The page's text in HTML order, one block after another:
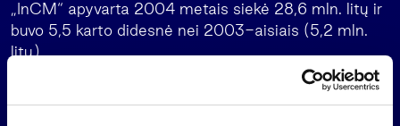
„InCM“ apyvarta 2004 metais siekė 28,6 mln. litų ir
buvo 5,5 karto didesnė nei 2003-aisiais (5,2 mln.
litų).
„Invalda Construction Management“, įkurta 1994
metais, priklauso „Invaldos“ įmonių grupei. Iki 2005